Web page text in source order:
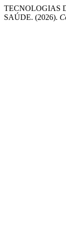
TECNOLOGIAS
SAÚDE. (2026).